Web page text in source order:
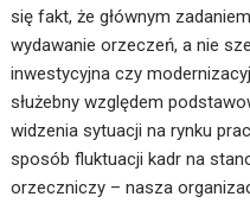
się fakt, że głównym
wydawanie orzeczeń, a nie
inwestycyjna czy
służebny względem
widzenia sytuacji na rynku
sposób fluktuacji kadr na
orzeczniczy – nasza